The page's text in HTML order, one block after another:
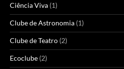
Ciência Viva (1)
Clube de Astronomia (1)
Clube de Teatro (2)
Ecoclube (2)